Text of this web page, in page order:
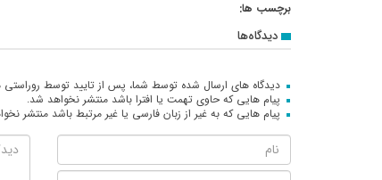
برچسب ها:
دیدگاه‌ها
دیدگاه های ارسال شده توسط شما، پس از تایید توسط
پیام هایی که حاوی تهمت یا افترا باشد منتشر نخواهد شد.
پیام هایی که به غیر از زبان فارسی یا غیر مرتبط باشد منتشر